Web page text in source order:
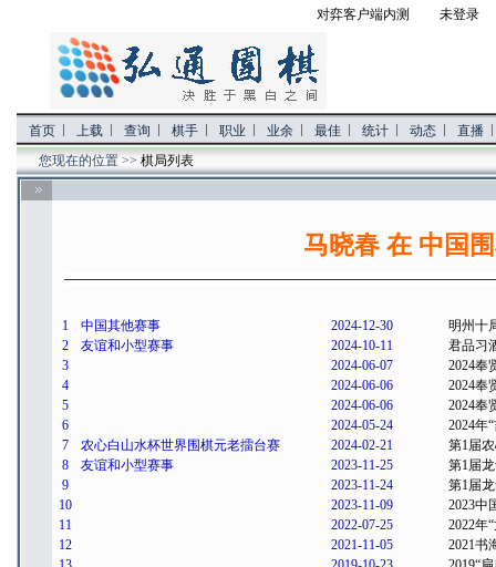
对弈客户端内测 未登录
首页 上载 查询 棋手 职业 业余 最佳 统计 动态
直播
您现在的位置 >> 棋局列表
马晓春 在 中国
1 中国其他赛事 2024-12-30
明州十
2
友谊和小型赛事 2024-10-11
君品习
3
2024-06-07
2024奉
4
2024-06-06
2024奉
5
2024-06-06
2024奉
6
2024-05-24
2024年
7
农心白山水杯世界围棋元老擂台赛 2024-02-21
第1届
8
友谊和小型赛事 2023-11-25
第1届
9
2023-11-24
第1届
10
2023-11-09
2023中
11
2022-07-25
2022年
12
2021-11-05
2021书